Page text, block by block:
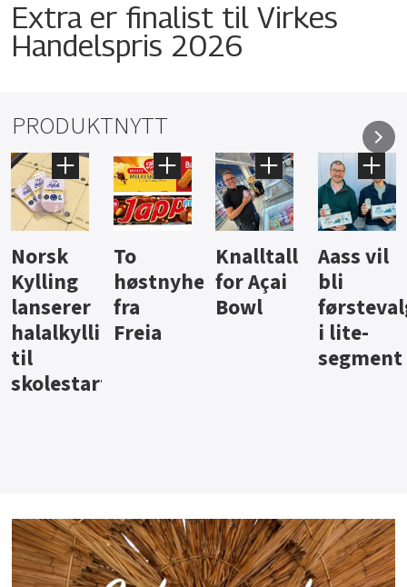
Extra er finalist til Virkes
Handelspris 2026
PRODUKTNYTT
To
høstnyheter
fra
Freia
Knalltall
for Açai
Aass vil
bli
førstevalg
i lite-
segment